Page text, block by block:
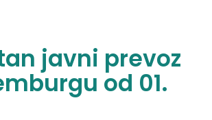
javni prevoz
od 01.